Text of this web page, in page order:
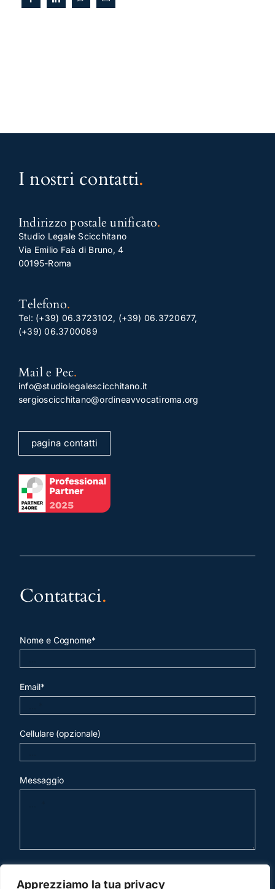
Apprezziamo la tua privacy
I nostri contatti.
Indirizzo postale unificato.
Studio Legale Scicchitano
Via Emilio Faà di Bruno, 4
00195-Roma
Telefono.
Tel: (+39) 06.3723102, (+39) 06.3720677,
(+39) 06.3700089
Mail e Pec.
info@studiolegalescicchitano.it
sergioscicchitano@ordineavvocatiroma.org
pagina contatti
Contattaci.
Nome e Cognome*
Email*
Cellulare (opzionale)
Messaggio
invia mail